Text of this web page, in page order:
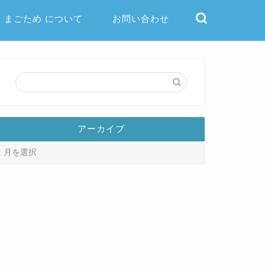
まごため について お問い合わせ
アーカイブ